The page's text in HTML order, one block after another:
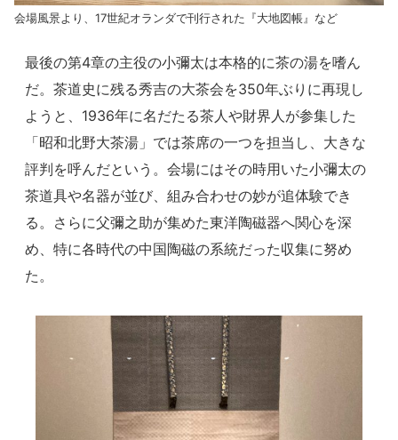
会場風景より、17世紀オランダで刊行された『大地図帳』など
最後の第4章の主役の小彌太は本格的に茶の湯を嗜ん
だ。茶道史に残る秀吉の大茶会を350年ぶりに再現し
ようと、1936年に名だたる茶人や財界人が参集した
「昭和北野大茶湯」では茶席の一つを担当し、大きな
評判を呼んだという。会場にはその時用いた小彌太の
茶道具や名器が並び、組み合わせの妙が追体験でき
る。さらに父彌之助が集めた東洋陶磁器へ関心を深
め、特に各時代の中国陶磁の系統だった収集に努め
た。